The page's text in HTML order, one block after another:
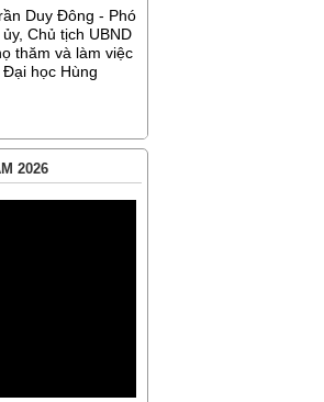
Duy Đông - Phó
Chủ tịch UBND
thăm và làm việc
học Hùng
2026